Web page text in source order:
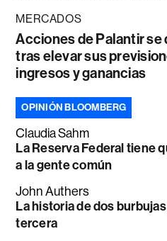
MERCADOS
Acciones de Palantir se
tras elevar sus
ingresos y ganancias
OPINIÓN BLOOMBERG
Claudia Sahm
La Reserva Federal tiene
a la gente común
John Authers
La historia de dos
tercera